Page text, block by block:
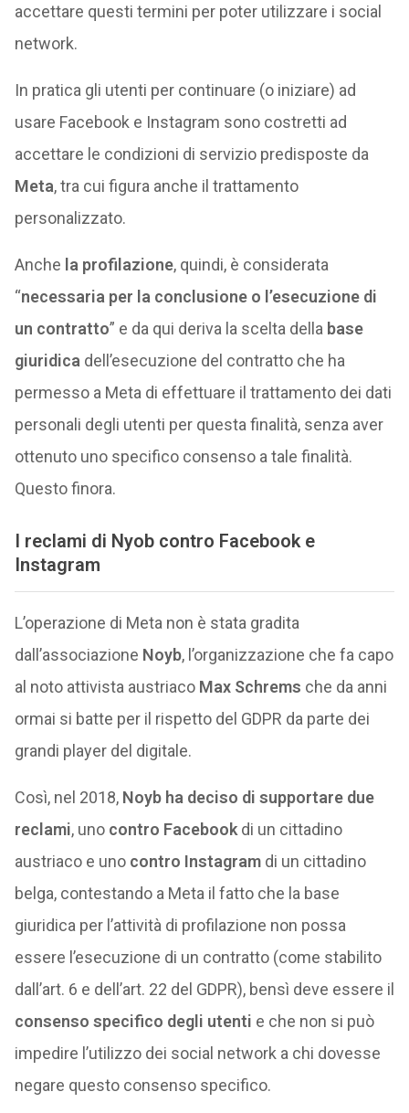
accettare questi termini per poter utilizzare i social
network.
In pratica gli utenti per continuare (o iniziare) ad
usare Facebook e Instagram sono costretti ad
accettare le condizioni di servizio predisposte da
Meta, tra cui figura anche il trattamento
personalizzato.
Anche la profilazione, quindi, è considerata
“necessaria per la conclusione o l’esecuzione di
un contratto” e da qui deriva la scelta della base
giuridica dell’esecuzione del contratto che ha
permesso a Meta di effettuare il trattamento dei dati
personali degli utenti per questa finalità, senza aver
ottenuto uno specifico consenso a tale finalità.
Questo finora.
I reclami di Nyob contro Facebook e
Instagram
L’operazione di Meta non è stata gradita
dall’associazione Noyb, l’organizzazione che fa capo
al noto attivista austriaco Max Schrems che da anni
ormai si batte per il rispetto del GDPR da parte dei
grandi player del digitale.
Così, nel 2018, Noyb ha deciso di supportare due
reclami, uno contro Facebookdi un cittadino
austriaco e unocontro Instagramdi un cittadino
belga, contestando a Meta il fatto che la base
giuridica per l’attività di profilazione non possa
essere l’esecuzione di un contratto (come stabilito
dall’art. 6 e dell’art. 22 del GDPR), bensì deve essere il
consenso specifico degli utenti e che non si può
impedire l’utilizzo dei social network a chi dovesse
negare questo consenso specifico.